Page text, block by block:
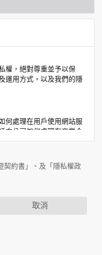
權，絕對尊重並予以保
運用方式，以及我們的隱
何處理在用戶使用網站服
本公司如何處理在商業合
別資料。隱私權保護政策
的廣告廠商連結，這些置
料。對於您主動提供的個
其個別的隱私權保護政
中任意公開個人資料的行
契約書」、及「隱私權政
取消